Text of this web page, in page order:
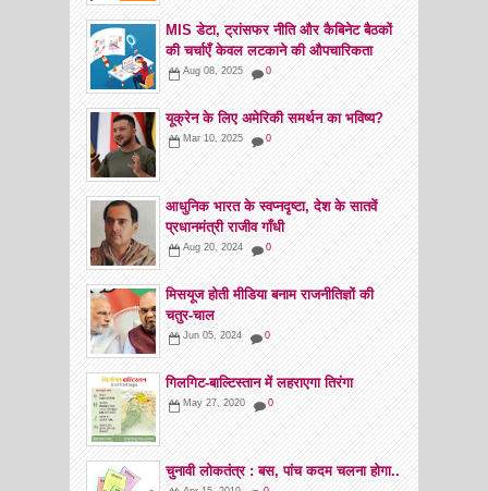
MIS डेटा, ट्रांसफर नीति और कैबिनेट बैठकों
की चर्चाएँ केवल लटकाने की औपचारिकता
Aug 08, 2025 0
यूक्रेन के लिए अमेरिकी समर्थन का भविष्य?
Mar 10, 2025 0
आधुनिक भारत के स्वप्नदृष्टा, देश के सातवें
प्रधानमंत्री राजीव गाँधी
Aug 20, 2024 0
मिसयूज होती मीडिया बनाम राजनीतिज्ञों की
चतुर-चाल
Jun 05, 2024 0
गिलगिट-बाल्टिस्तान में लहराएगा तिरंगा
May 27, 2020 0
चुनावी लोकतंत्र : बस, पांच कदम चलना होगा..